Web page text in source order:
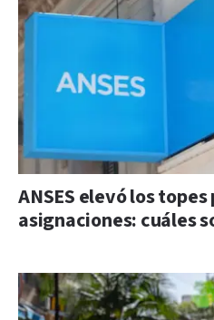
ANSES elevó los
asignaciones: cuáles